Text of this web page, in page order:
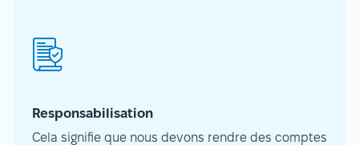
Responsabilisation
Cela signifie que nous devons rendre des comptes